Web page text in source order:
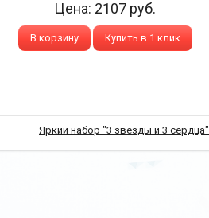
Цена: 2107 руб.
В корзину Купить в 1 клик
Яркий набор "3 звезды и 3 сердца"